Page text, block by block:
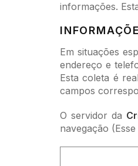
informações.
Em situações
endereço e
Esta coleta é
campos
O servidor da
navegação